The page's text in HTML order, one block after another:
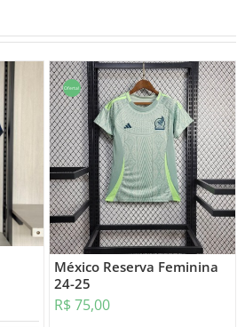
Oferta!
México Reserva Feminina
24-25
R$ 75,00